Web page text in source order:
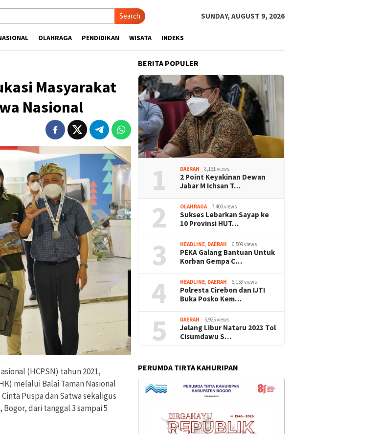
Search SUNDAY, AUGUST 9, 2026
OLAHRAGA PENDIDIKAN WISATA INDEKS
Masyarakat
Nasional
(HCPSN) tahun 2021,
melalui Balai Taman Nasional
Puspa dan Satwa sekaligus
dari tanggal 3 sampai 5
BERITA POPULER
1 DAERAH 8,161 views
2 Point Keyakinan Dewan
Jabar M Ichsan T…
2 OLAHRAGA 7,403 views
Sukses Lebarkan Sayap ke
10 Provinsi HUT…
3 HEADLINE DAERAH 6,509 views
PEKA Galang Bantuan Untuk
Korban Gempa C…
4 HEADLINE DAERAH 6,158 views
Polresta Cirebon dan IJTI
Buka Posko Kem…
5 DAERAH 5,925 views
Jelang Libur Nataru 2023 Tol
Cisumdawu S…
PERUMDA TIRTA KAHURIPAN